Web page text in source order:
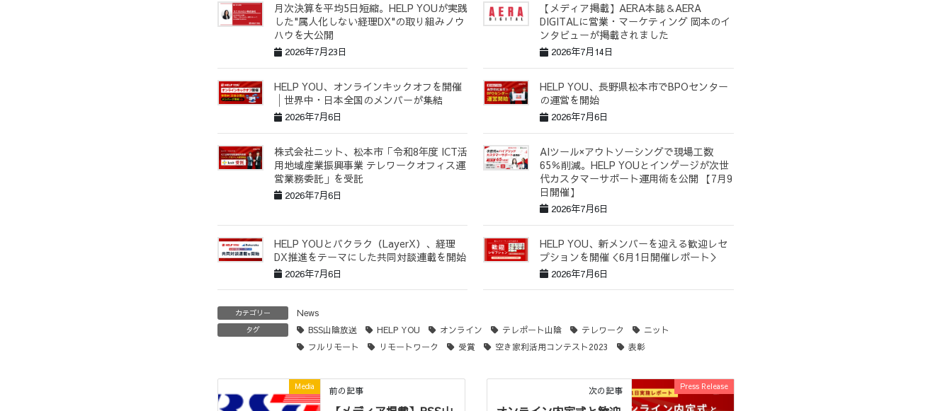
月次決算を平均5日短縮。HELP YOUが実践
した"属人化しない経理DX"の取り組みノウ
ハウを大公開
2026年7月23日
【メディア掲載】AERA本誌＆AERA
DIGITALに営業・マーケティング 岡本のイ
ンタビューが掲載されました
2026年7月14日
HELP YOU、オンラインキックオフを開催
│世界中・日本全国のメンバーが集結
2026年7月6日
HELP YOU、長野県松本市でBPOセンター
の運営を開始
2026年7月6日
株式会社ニット、松本市「令和8年度 ICT活
用地域産業振興事業 テレワークオフィス運
営業務委託」を受託
2026年7月6日
AIツール×アウトソーシングで現場工数
65％削減。HELP YOUとインゲージが次世
代カスタマーサポート運用術を公開 【7月9
日開催】
2026年7月6日
HELP YOUとバクラク（LayerX）、経理
DX推進をテーマにした共同対談連載を開始
2026年7月6日
HELP YOU、新メンバーを迎える歓迎レセ
プションを開催＜6月1日開催レポート＞
2026年7月6日
カテゴリー News
タグ BSS山陰放送 HELP YOU オンライン テレポート山陰 テレワーク
ニット
フルリモート
リモートワーク 受賞 空き家利活用コンテスト2023 表彰
Media 前の記事 Press Release
次の記事